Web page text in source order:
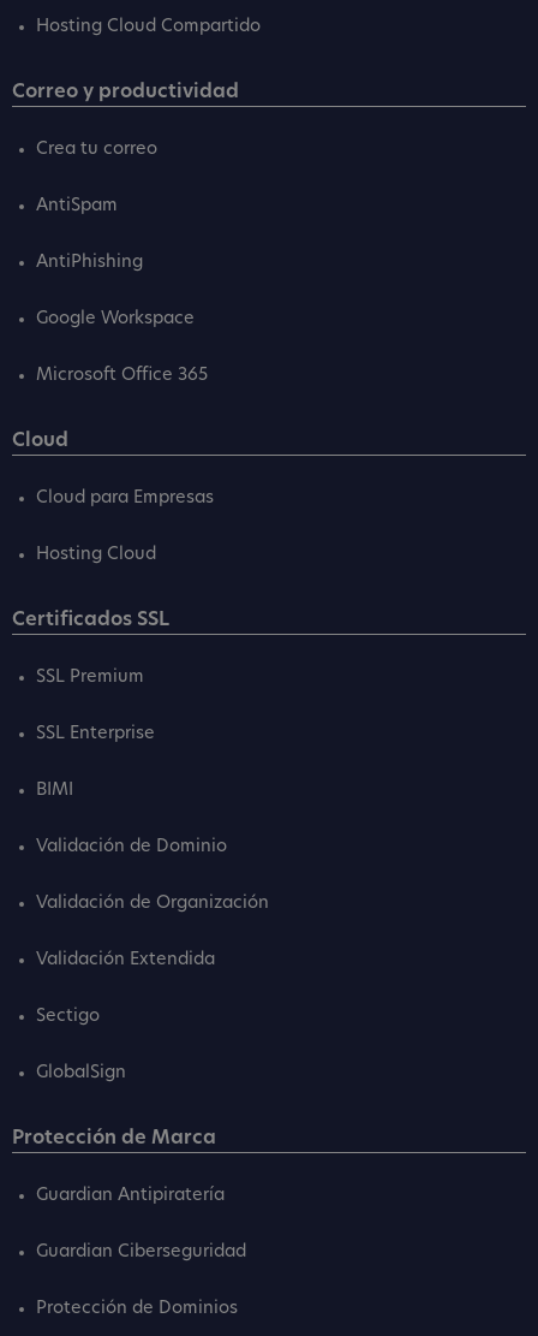
Hosting Cloud Compartido
Correo y productividad
Crea tu correo
AntiSpam
AntiPhishing
Google Workspace
Microsoft Office 365
Cloud
Cloud para Empresas
Hosting Cloud
Certificados SSL
SSL Premium
SSL Enterprise
BIMI
Validación de Dominio
Validación de Organización
Validación Extendida
Sectigo
GlobalSign
Protección de Marca
Guardian Antipiratería
Guardian Ciberseguridad
Protección de Dominios